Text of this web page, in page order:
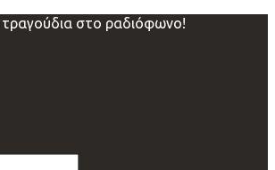
στο ραδιόφωνο!